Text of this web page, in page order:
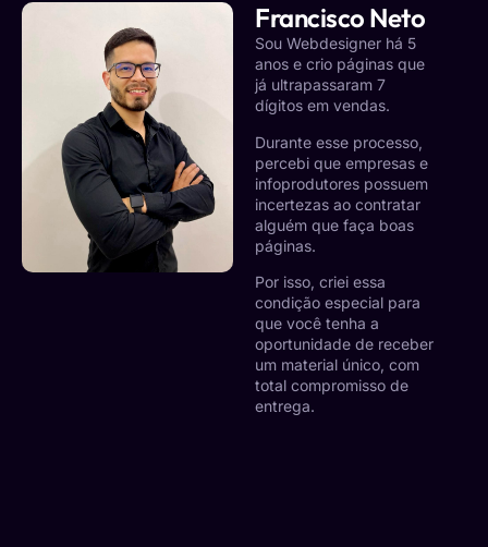
Francisco Neto
Sou Webdesigner há 5
anos e crio páginas que
já ultrapassaram 7
dígitos em vendas.
Durante esse processo,
percebi que empresas e
infoprodutores possuem
incertezas ao contratar
alguém que faça boas
páginas.
Por isso, criei essa
condição especial para
que você tenha a
oportunidade de receber
um material único, com
total compromisso de
entrega.